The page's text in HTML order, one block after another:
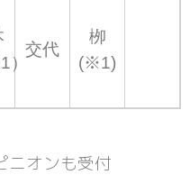
）
交代
栁
(※1)
オンも受付